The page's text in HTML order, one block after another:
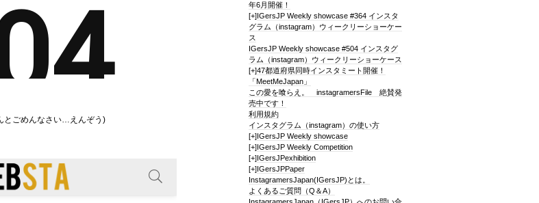
とごめんなさい…えんぞう)
年6月開催！
[+]IGersJP Weekly showcase #364 インスタ
グラム（instagram）ウィークリーショーケー
ス
IGersJP Weekly showcase #504 インスタグ
ラム（instagram）ウィークリーショーケース
[+]47都道府県同時インスタミート開催！
「MeetMeJapan」
この愛を喰らえ。 instagramersFile 絶賛発
売中です！
利用規約
インスタグラム（instagram）の使い方
[+]IGersJP Weekly showcase
[+]IGersJP Weekly Competition
[+]IGersJPexhibition
[+]IGersJPPaper
InstagramersJapan(IGersJP)とは。
よくあるご質問（Q＆A）